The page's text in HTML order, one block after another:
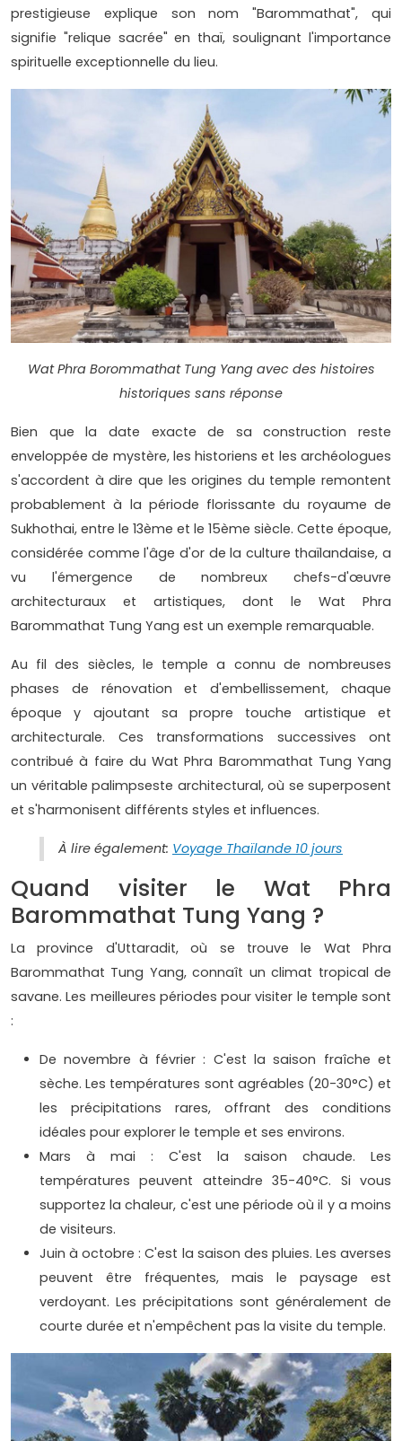
prestigieuse explique son nom "Barommathat", qui
signifie "relique sacrée" en thaï, soulignant l'importance
spirituelle exceptionnelle du lieu.
Wat Phra Borommathat Tung Yang avec des histoires
historiques sans réponse
Bien que la date exacte de sa construction reste
enveloppée de mystère, les historiens et les archéologues
s'accordent à dire que les origines du temple remontent
probablement à la période florissante du royaume de
Sukhothai, entre le 13ème et le 15ème siècle. Cette époque,
considérée comme l'âge d'or de la culture thaïlandaise, a
vu l'émergence de nombreux chefs-d'œuvre
architecturaux et artistiques, dont le Wat Phra
Barommathat Tung Yang est un exemple remarquable.
Au fil des siècles, le temple a connu de nombreuses
phases de rénovation et d'embellissement, chaque
époque y ajoutant sa propre touche artistique et
architecturale. Ces transformations successives ont
contribué à faire du Wat Phra Barommathat Tung Yang
un véritable palimpseste architectural, où se superposent
et s'harmonisent différents styles et influences.
À lire également: Voyage Thaïlande 10 jours
Quand visiter le Wat Phra
Barommathat Tung Yang ?
La province d'Uttaradit, où se trouve le Wat Phra
Barommathat Tung Yang, connaît un climat tropical de
savane. Les meilleures périodes pour visiter le temple sont
:
De novembre à février : C'est la saison fraîche et
sèche. Les températures sont agréables (20-30°C) et
les précipitations rares, offrant des conditions
idéales pour explorer le temple et ses environs.
Mars à mai : C'est la saison chaude. Les
températures peuvent atteindre 35-40°C. Si vous
supportez la chaleur, c'est une période où il y a moins
de visiteurs.
Juin à octobre : C'est la saison des pluies. Les averses
peuvent être fréquentes, mais le paysage est
verdoyant. Les précipitations sont généralement de
courte durée et n'empêchent pas la visite du temple.